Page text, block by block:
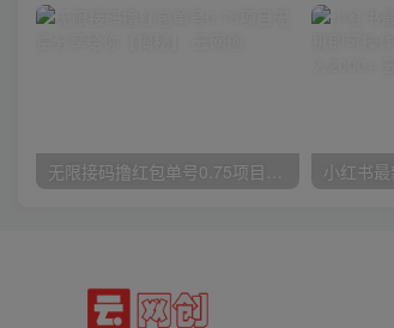
无限接码撸红包单号0.75项目无偿分享给你【揭秘】